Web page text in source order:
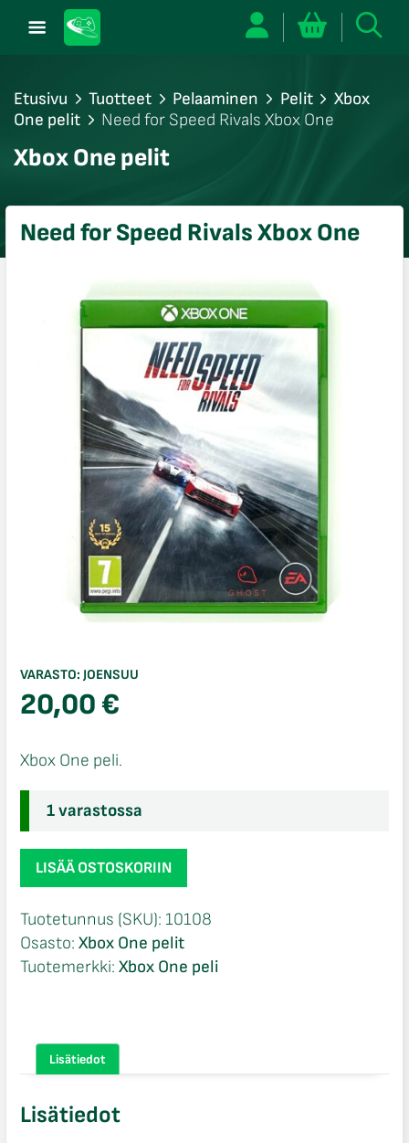
Etusivu Tuotteet Pelaaminen Pelit
Xbox
One pelit
Need for Speed Rivals Xbox One
Xbox One pelit
Need for Speed Rivals Xbox One
VARASTO: JOENSUU
20,00€
Xbox One peli.
1 varastossa
Need
for
Rivals
Xbox
One
LISÄÄ OSTOSKORIIN
Tuotetunnus (SKU): 10108
Osasto: Xbox One pelit
Tuotemerkki: Xbox One peli
Lisätiedot
Lisätiedot
sulje
sulje